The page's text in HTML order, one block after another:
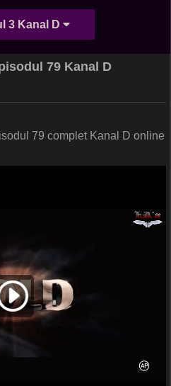
3 Kanal D
79 Kanal D
79 complet Kanal D online